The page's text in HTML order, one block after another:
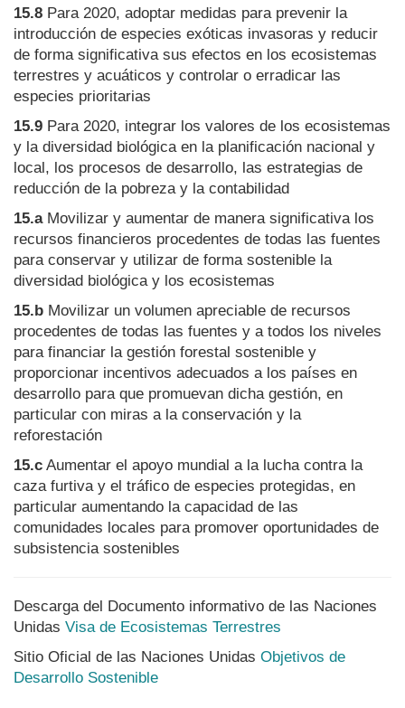
15.8 Para 2020, adoptar medidas para prevenir la
introducción de especies exóticas invasoras y reducir
de forma significativa sus efectos en los ecosistemas
terrestres y acuáticos y controlar o erradicar las
especies prioritarias
15.9 Para 2020, integrar los valores de los ecosistemas
y la diversidad biológica en la planificación nacional y
local, los procesos de desarrollo, las estrategias de
reducción de la pobreza y la contabilidad
15.aMovilizar y aumentar de manera significativa los
recursos financieros procedentes de todas las fuentes
para conservar y utilizar de forma sostenible la
diversidad biológica y los ecosistemas
15.b Movilizar un volumen apreciable de recursos
procedentes de todas las fuentes y a todos los niveles
para financiar la gestión forestal sostenible y
proporcionar incentivos adecuados a los países en
desarrollo para que promuevan dicha gestión, en
particular con miras a la conservación y la
reforestación
15.c Aumentar el apoyo mundial a la lucha contra la
caza furtiva y el tráfico de especies protegidas, en
particular aumentando la capacidad de las
comunidades locales para promover oportunidades de
subsistencia sostenibles
Descarga del Documento informativo de las Naciones
Unidas Visa de Ecosistemas Terrestres
Sitio Oficial de las Naciones Unidas Objetivos de
Desarrollo Sostenible